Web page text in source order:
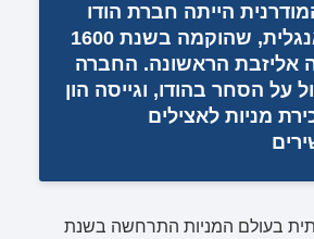
הייתה חברת הודו
המזרחית האנגלית, שהוקמה בשנת 1600
אליזבת הראשונה. החברה
על הסחר בהודו, וגייסה הון
מניות לאצילים
בעולם המניות התרחשה בשנת